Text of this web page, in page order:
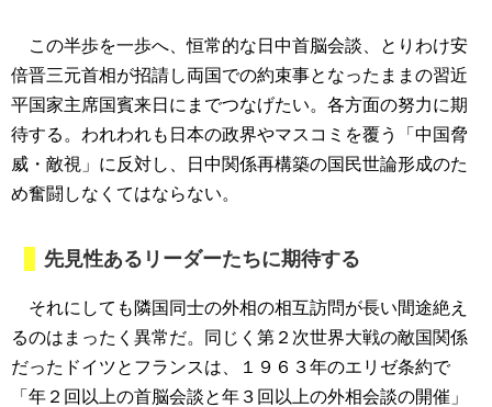
この半歩を一歩へ、恒常的な日中首脳会談、とりわけ安
倍晋三元首相が招請し両国での約束事となったままの習近
平国家主席国賓来日にまでつなげたい。各方面の努力に期
待する。われわれも日本の政界やマスコミを覆う「中国脅
威・敵視」に反対し、日中関係再構築の国民世論形成のた
め奮闘しなくてはならない。
先見性あるリーダーたちに期待する
それにしても隣国同士の外相の相互訪問が長い間途絶え
るのはまったく異常だ。同じく第２次世界大戦の敵国関係
だったドイツとフランスは、１９６３年のエリゼ条約で
「年２回以上の首脳会談と年３回以上の外相会談の開催」